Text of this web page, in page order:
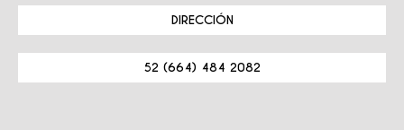
DIRECCIÓN
52 (664) 484 2082